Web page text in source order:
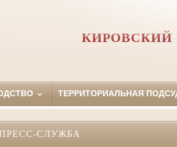
КИРОВСКИЙ
ТЕРРИТОРИАЛЬНАЯ
СЛУЖБА